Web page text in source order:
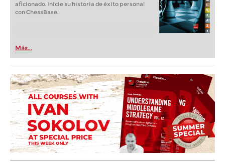
aficionado. Inicie su historia de éxito personal
con ChessBase.
Más...